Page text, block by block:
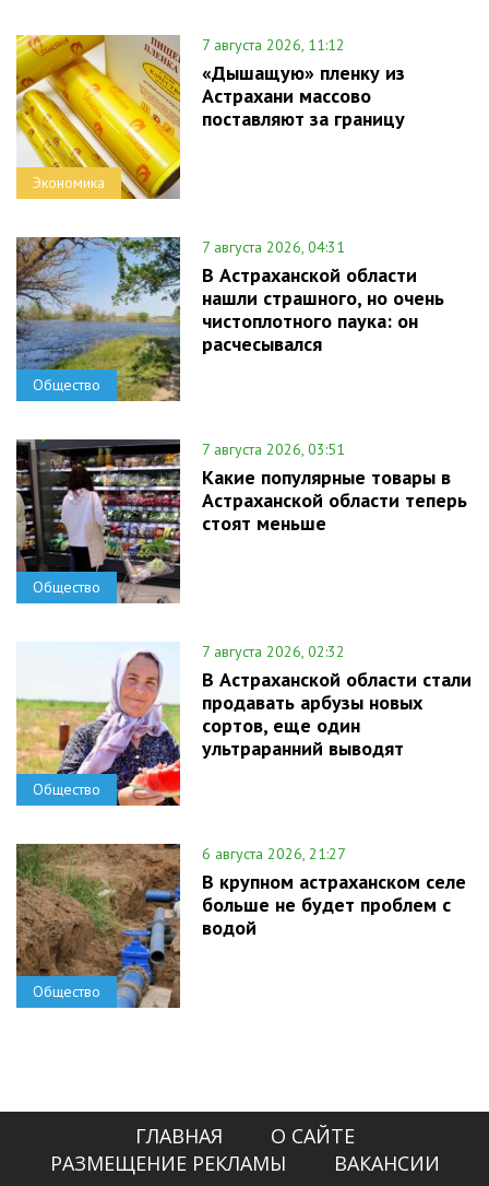
Экономика
7 августа 2026, 11:12
«Дышащую» пленку из
Астрахани массово
поставляют за границу
Общество
7 августа 2026, 04:31
В Астраханской области
нашли страшного, но очень
чистоплотного паука: он
расчесывался
Общество
7 августа 2026, 03:51
Какие популярные товары в
Астраханской области теперь
стоят меньше
Общество
7 августа 2026, 02:32
В Астраханской области стали
продавать арбузы новых
сортов, еще один
ультраранний выводят
Общество
6 августа 2026, 21:27
В крупном астраханском селе
больше не будет проблем с
водой
ГЛАВНАЯ
О САЙТЕ
РАЗМЕЩЕНИЕ РЕКЛАМЫ
ВАКАНСИИ